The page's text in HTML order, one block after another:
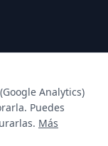
Analytics)
Puedes
Más